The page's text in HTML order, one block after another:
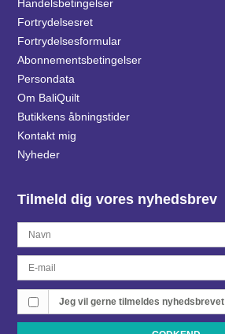
Handelsbetingelser
Fortrydelsesret
Fortrydelsesformular
Abonnementsbetingelser
Persondata
Om BaliQuilt
Butikkens åbningstider
Kontakt mig
Nyheder
Tilmeld dig vores nyhedsbrev
Jeg vil gerne tilmeldes nyhedsbrevet